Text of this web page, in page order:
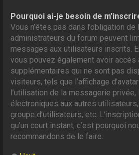
Pourquoi ai-je besoin de
Vous n’êtes pas dans l’obligation
administrateurs du forum peuvent
messages aux utilisateurs inscrits.
vous pouvez également avoir
supplémentaires qui ne sont pas
visiteurs, tels que l’affichage
l’utilisation de la messagerie privée,
électroniques aux autres utilisateurs,
groupe d’utilisateurs, etc.
qu’un court instant, c’est pourquoi
recommandons de le faire.